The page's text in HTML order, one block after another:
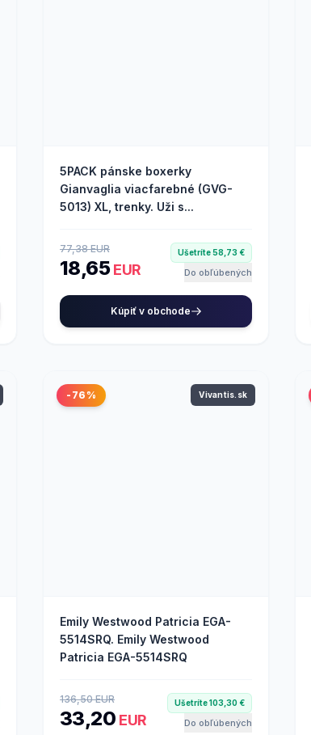
5PACK pánske boxerky
Gianvaglia viacfarebné (GVG-
5013) XL, trenky. Uži s...
77,38 EUR
18,65EUR
Ušetríte 58,73 €
Do obľúbených
Kúpiť v obchode
-76% Vivantis.sk
Emily Westwood Patricia EGA-
5514SRQ. Emily Westwood
Patricia EGA-5514SRQ
136,50 EUR
33,20 EUR
Ušetríte 103,30 €
Do obľúbených